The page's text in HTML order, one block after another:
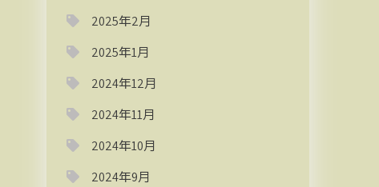
2025年2月
2025年1月
2024年12月
2024年11月
2024年10月
2024年9月